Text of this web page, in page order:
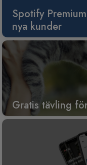
Spotify
nya kunder
Gratis tävling